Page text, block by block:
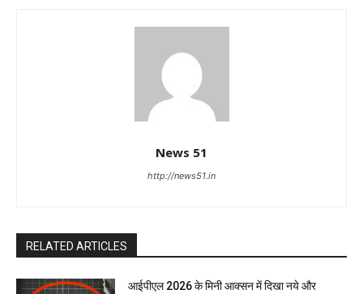
News 51
http://news51.in
RELATED ARTICLES
आईपीएल 2026 के मिनी आक्सन में दिखा नये और